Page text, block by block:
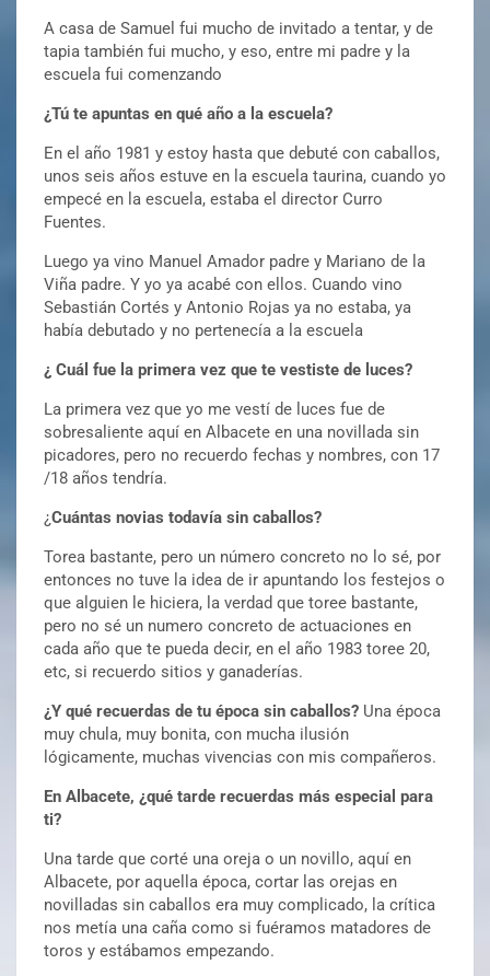
A casa de Samuel fui mucho de invitado a tentar, y de
tapia también fui mucho, y eso, entre mi padre y la
escuela fui comenzando
¿Tú te apuntas en qué año a la escuela?
En el año 1981 y estoy hasta que debuté con caballos,
unos seis años estuve en la escuela taurina, cuando yo
empecé en la escuela, estaba el director Curro
Fuentes.
Luego ya vino Manuel Amador padre y Mariano de la
Viña padre. Y yo ya acabé con ellos. Cuando vino
Sebastián Cortés y Antonio Rojas ya no estaba, ya
había debutado y no pertenecía a la escuela
¿ Cuál fue la primera vez que te vestiste de luces?
La primera vez que yo me vestí de luces fue de
sobresaliente aquí en Albacete en una novillada sin
picadores, pero no recuerdo fechas y nombres, con 17
/18 años tendría.
¿Cuántas novias todavía sin caballos?
Torea bastante, pero un número concreto no lo sé, por
entonces no tuve la idea de ir apuntando los festejos o
que alguien le hiciera, la verdad que toree bastante,
pero no sé un numero concreto de actuaciones en
cada año que te pueda decir, en el año 1983 toree 20,
etc, si recuerdo sitios y ganaderías.
¿Y qué recuerdas de tu época sin caballos? Una época
muy chula, muy bonita, con mucha ilusión
lógicamente, muchas vivencias con mis compañeros.
En Albacete, ¿qué tarde recuerdas más especial para
ti?
Una tarde que corté una oreja o un novillo, aquí en
Albacete, por aquella época, cortar las orejas en
novilladas sin caballos era muy complicado, la crítica
nos metía una caña como si fuéramos matadores de
toros y estábamos empezando.